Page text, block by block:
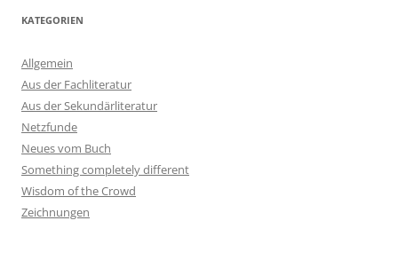
KATEGORIEN
Allgemein
Aus der Fachliteratur
Aus der Sekundärliteratur
Netzfunde
Neues vom Buch
Something completely different
Wisdom of the Crowd
Zeichnungen